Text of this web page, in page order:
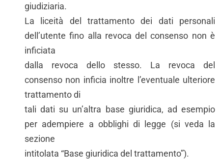
giudiziaria.
La liceità del trattamento dei dati personali
dell’utente fino alla revoca del consenso non è
inficiata
dalla revoca dello stesso. La revoca del
consenso non inficia inoltre l’eventuale ulteriore
trattamento di
tali dati su un’altra base giuridica, ad esempio
per adempiere a obblighi di legge (si veda la
sezione
intitolata “Base giuridica del trattamento”).